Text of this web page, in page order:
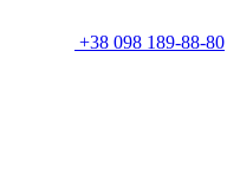
+38 098 189-88-80